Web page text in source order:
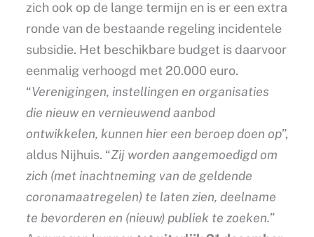
zich ook op de lange termijn en is er een extra
ronde van de bestaande regeling incidentele
subsidie. Het beschikbare budget is daarvoor
eenmalig verhoogd met 20.000 euro.
“Verenigingen, instellingen en organisaties
die nieuw en vernieuwend aanbod
ontwikkelen, kunnen hier een beroep doen op”,
aldus Nijhuis. “Zij worden aangemoedigd om
zich (met inachtneming van de geldende
coronamaatregelen) te laten zien, deelname
te bevorderen en (nieuw) publiek te zoeken.”